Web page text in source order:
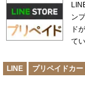
ン
ド
て
LINE
プリペイドカー